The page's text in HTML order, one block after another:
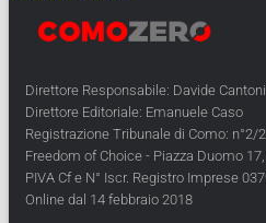
Direttore Responsabile: Davide Cantoni
Direttore Editoriale: Emanuele Caso
Registrazione Tribunale di Como: n°2/
Freedom of Choice - Piazza Duomo
PIVA Cf e N° Iscr. Registro Imprese
Online dal 14 febbraio 2018